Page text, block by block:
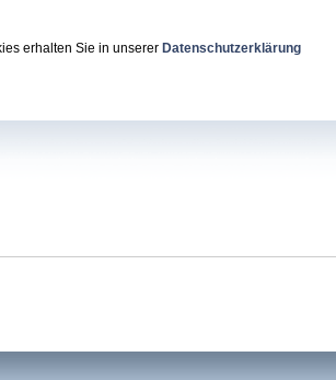
erhalten Sie in unserer Datenschutzerklärung